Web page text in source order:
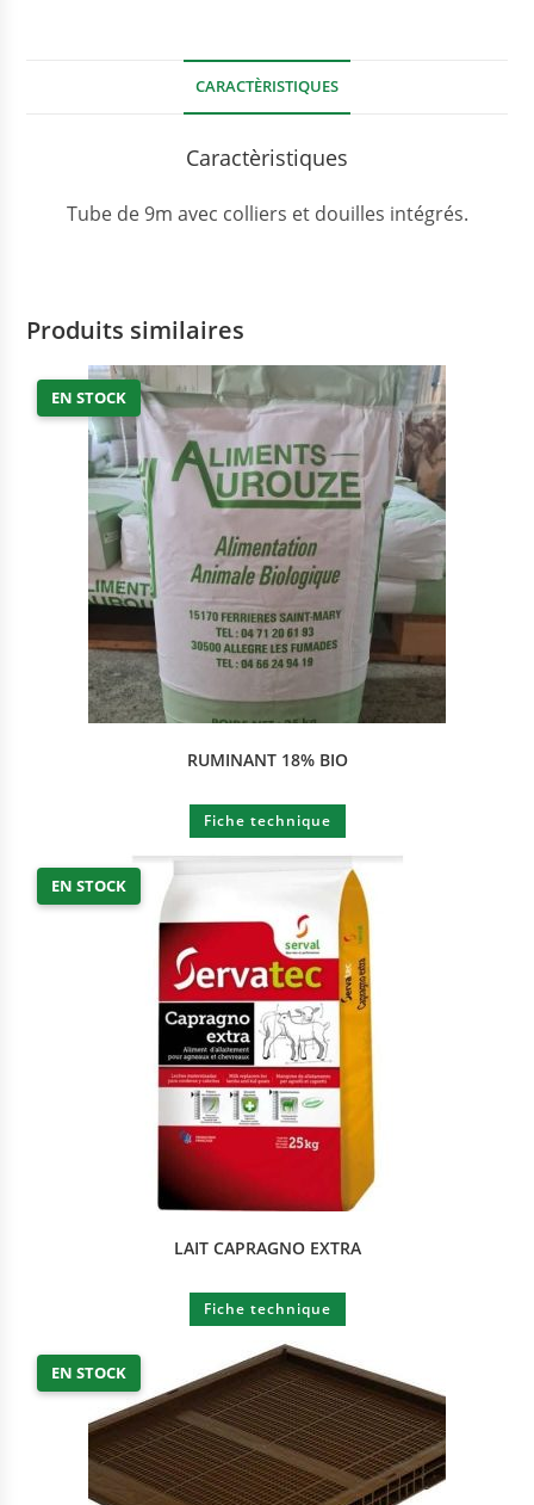
CARACTÈRISTIQUES
Caractèristiques
Tube de 9m avec colliers et douilles intégrés.
Produits similaires
EN STOCK
RUMINANT 18% BIO
Fiche technique
EN STOCK
LAIT CAPRAGNO EXTRA
Fiche technique
EN STOCK